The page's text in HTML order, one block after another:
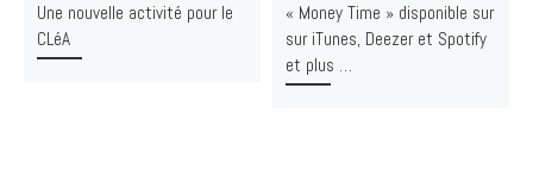
Une nouvelle activité pour le
CLéA
« Money Time » disponible sur
sur iTunes, Deezer et Spotify
et plus …